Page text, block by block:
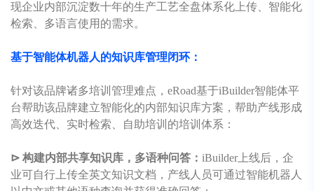
现企业内部沉淀数十年的生产工艺全盘体系化上传、智能化
检索、多语言使用的需求。
基于智能体机器人的知识库管理闭环：
针对该品牌诸多培训管理难点， eRoad基于iBuilder智能体平
台帮助该品牌建立智能化的内部知识库方案，帮助产线形成
高效迭代、实时检索、自助培训的培训体系：
⊳ 构建内部共享知识库，多语种问答： iBuilder上线后，企
业可自行上传全英文知识文档，产线人员可通过智能机器人